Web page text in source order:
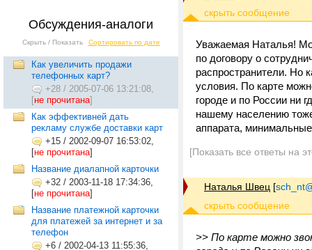
Обсуждения-аналоги
Скрыть / Показать Сортировать по дате
Как увеличить продажи
телефонных карт?
+28 / 2005-07-06 13:21:08,
[не прочитана]
Как эффективней дать
рекламу службе доставки карт
+15 / 2002-09-07 16:53:02,
[не прочитана]
Название диалапной карточки
+32 / 2003-11-18 17:34:36,
[не прочитана]
Название платежной карточки
для платежей за интернет и за
телефон
+6 / 2002-04-13 11:55:36,
Уважаемая Наталья!
по договору о
распространители. Но
условия. По карте
городе и по России ни
нашему населению
аппарата,
[Показать все ответы на
Наталья Швец [
>> По карте можно